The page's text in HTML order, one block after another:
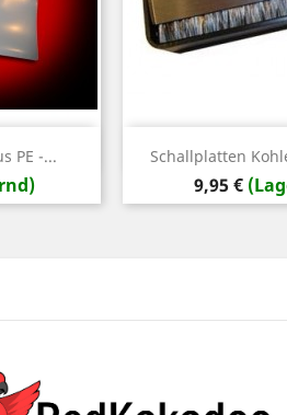
PE -... Schallplatten
Preis
9,95 €
